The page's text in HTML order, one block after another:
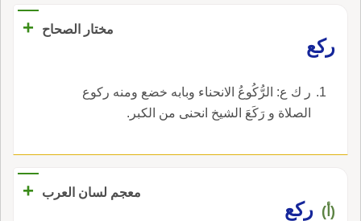
مختار الصحاح
+
ركع
ر ك ع: الرُّكُوعُ الانحناء وبابه خضع ومنه ركوع
الصلاة و رَكَعَ الشيخ انحنى من الكبر.
معجم لسان العرب +
(أ) ركع